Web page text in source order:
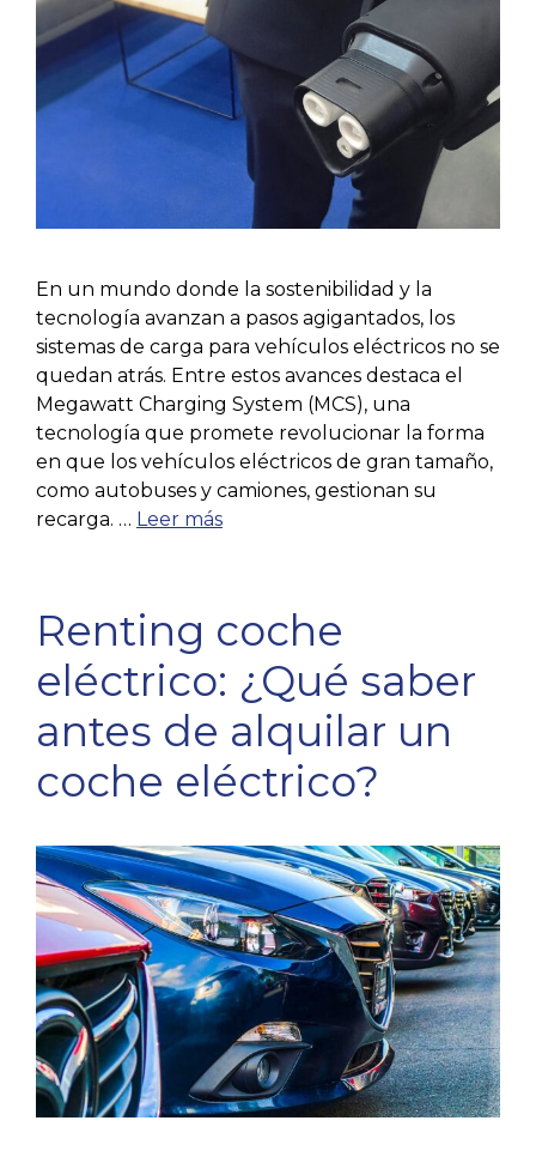
En un mundo donde la sostenibilidad y la
tecnología avanzan a pasos agigantados, los
sistemas de carga para vehículos eléctricos no se
quedan atrás. Entre estos avances destaca el
Megawatt Charging System (MCS), una
tecnología que promete revolucionar la forma
en que los vehículos eléctricos de gran tamaño,
como autobuses y camiones, gestionan su
recarga. … Leer más
Renting coche
eléctrico: ¿Qué saber
antes de alquilar un
coche eléctrico?